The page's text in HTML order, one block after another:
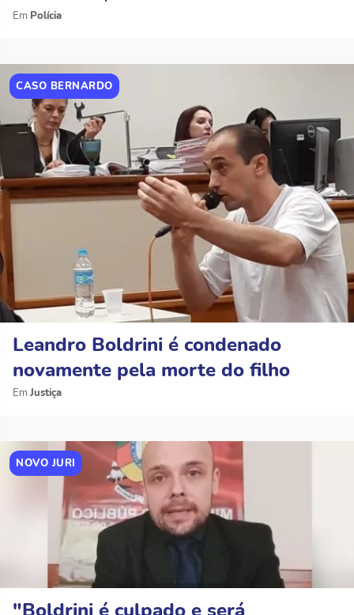
Polícia
CASO BERNARDO
Leandro Boldrini é condenado
novamente pela morte do filho
Justiça
NOVO JURI